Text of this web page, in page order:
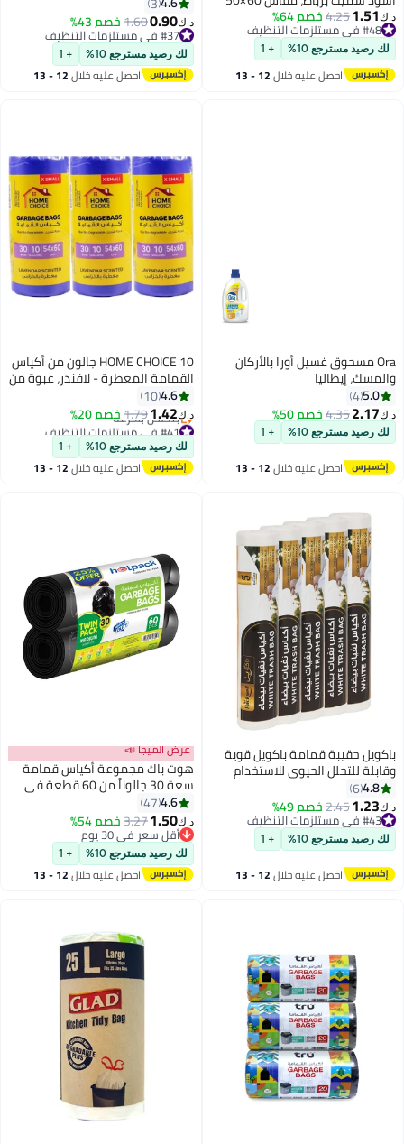
سم، أكياس قمامة متينة مانعة
للتسرب، أكياس قمامة معاد
تدويرها من البولي إيثيلين عالي
الكثافة، 5 لفات × 15 كيسًا للمنزل
والمكتب والحمام
د.ك‏1.51
4.25خصم 64%
#48 في مستلزمات التنظيف
#48 في مستلزمات التنظيف
لك رصيد مسترجع 10% + 1
احصل عليه خلال 12 - 13
كيس قمامة × 3 لفات معطرة)
د.ك‏0.90
1.60خصم 43%
#37 في مستلزمات التنظيف
#37 في مستلزمات التنظيف
لك رصيد مسترجع 10% + 1
احصل عليه خلال 12 - 13
Ora مسحوق غسيل أورا بالأركان
والمسك، إيطاليا
5.0
4
د.ك‏2.17
4.35خصم 50%
لك رصيد مسترجع 10% + 1
احصل عليه خلال 12 - 13
HOME CHOICE 10 جالون من أكياس
القمامة المعطرة - لافندر، عبوة من
90 قطعة، الحجم 54*60 سم، (عبوة
من 30 كيس قمامة × 3 لفات
معطرة)، أكياس قمامة قابلة للتحلل
الحيوي، بطانات سلة المهملات
4.6
10
د.ك‏1.42
1.79خصم 20%
#41 في مستلزمات التنظيف
أقل سعر في 30 يوم
بتخلّص بسرعة
#41 في مستلزمات التنظيف
لك رصيد مسترجع 10% + 1
احصل عليه خلال 12 - 13
باكويل حقيبة قمامة باكويل قوية
وقابلة للتحلل الحيوي للاستخدام
الثقيل 30 قطعة 46x52 سم عبوة
من 5 قطع رول
4.8
6
د.ك‏1.23
2.45خصم 49%
#43 في مستلزمات التنظيف
#43 في مستلزمات التنظيف
لك رصيد مسترجع 10% + 1
احصل عليه خلال 12 - 13
عرض الميجا 📣
هوت باك مجموعة أكياس قمامة
سعة 30 جالوناً من 60 قطعة في
عبوة مزدوجة أسود 65x95سم
4.6
47
د.ك‏1.50
3.27خصم 54%
أقل سعر في 30 يوم
أقل سعر في 30 يوم
لك رصيد مسترجع 10% + 1
احصل عليه خلال 12 - 13